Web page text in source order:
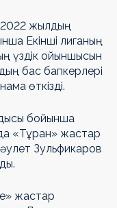
2022 жылдың
Екінші лиганың
үздік ойыншысын
бас бапкерлері
өткізді.
бойынша
«Тұран» жастар
Зульфикаров
жастар